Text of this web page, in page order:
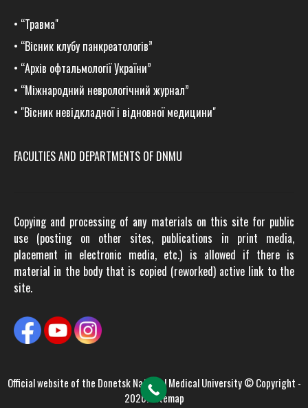
• “Травма"
• “Вісник клубу панкреатологів”
• “Архів офтальмології України”
• “Міжнародний неврологічний журнал”
• "Вісник невідкладної і відновної медицини"
FACULTIES AND DEPARTMENTS OF DNMU
Copying and processing of any materials on this site for public
use (posting on other sites, publications in print media,
placement in electronic media, etc.) is allowed if there is
material in the body that is copied (reworked) active link to the
site.
Official website of the Donetsk National Medical University© Copyright -
2026.Sitemap